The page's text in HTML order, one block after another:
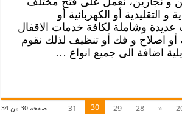
و التقليدية أو الكهربائية أو
عديدة وشاملة لكافة خدمات الاقفال
اصلاح و فك أو تنظيف لذلك نقوم
اضافة الى جميع انواع …
صفحة 30 من 34 «
28
29
30
31